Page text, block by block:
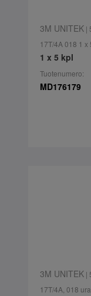
3M UNITEK|
17T/4A 018 1 x
1 x 5 kpl
Tuotenumero:
MD176179
3M UNITEK|
17T/4A, 018